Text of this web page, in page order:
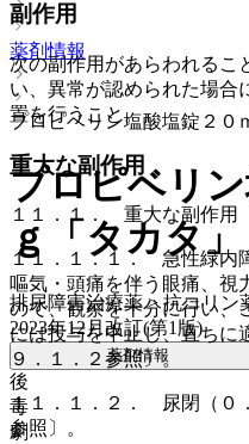
副作用
次の副作用があらわれるこ
い、異常が認められた場合
置を行うこと。
重大な副作用
１１．１． 重大な副作用
１１．１．１． 急性緑内
嘔気・頭痛を伴う眼痛、視
ので、観察を十分に行い、
には投与を中止し、直ちに
９．１．２参照〕。
１１．１．２． 尿閉（０
参照〕。
薬剤情報
プロピベリン塩酸塩錠２０
プロピベリ
ｇ「タカタ」
排尿障害治療薬 > 抗コリン
2023年12月改訂(第1版)
薬剤情報
後
毒
劇